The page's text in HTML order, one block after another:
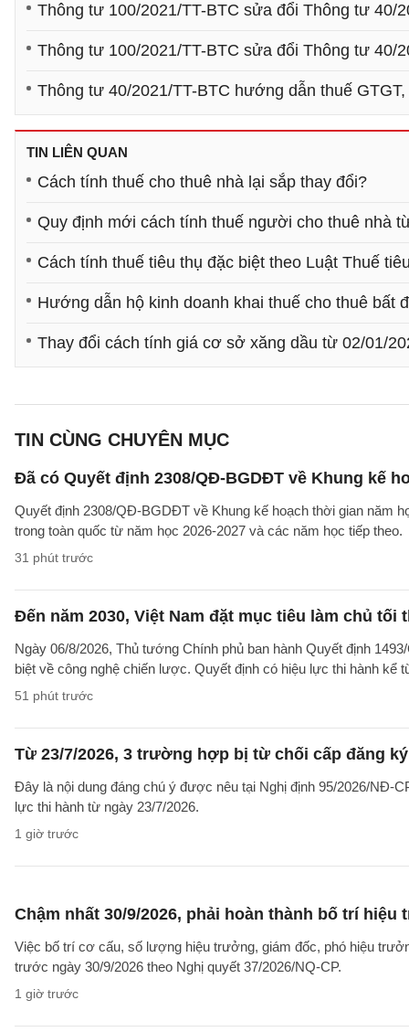
Thông tư 100/2021/TT-BTC sửa đổi Thông tư 40/
Thông tư 100/2021/TT-BTC sửa đổi Thông tư 40/
Thông tư 40/2021/TT-BTC hướng dẫn thuế
TIN LIÊN QUAN
Cách tính thuế cho thuê nhà lại sắp thay đổi?
Quy định mới cách tính thuế người cho thuê nhà
Cách tính thuế tiêu thụ đặc biệt theo Luật Thuế
Hướng dẫn hộ kinh doanh khai thuế cho thuê bất
Thay đổi cách tính giá cơ sở xăng dầu từ 02/01/
TIN CÙNG CHUYÊN MỤC
Đã có Quyết định 2308/QĐ-BGDĐT về Khung kế
Quyết định 2308/QĐ-BGDĐT về Khung kế hoạch thời gian năm
trong toàn quốc từ năm học 2026-2027 và các năm học tiếp theo.
31 phút trước
Đến năm 2030, Việt Nam đặt mục tiêu làm chủ
Ngày 06/8/2026, Thủ tướng Chính phủ ban hành Quyết định
biệt về công nghệ chiến lược. Quyết định có hiệu lực thi hành kể
51 phút trước
Từ 23/7/2026, 3 trường hợp bị từ chối cấp đăng
Đây là nội dung đáng chú ý được nêu tại Nghị định 95/2026/NĐ-
lực thi hành từ ngày 23/7/2026.
1 giờ trước
Chậm nhất 30/9/2026, phải hoàn thành bố trí
Việc bố trí cơ cấu, số lượng hiệu trưởng, giám đốc, phó hiệu
trước ngày 30/9/2026 theo Nghị quyết 37/2026/NQ-CP.
1 giờ trước